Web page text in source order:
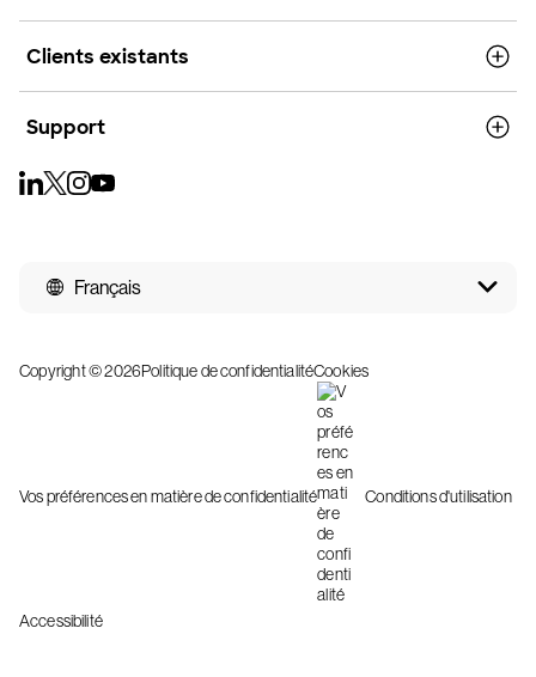
Clients existants
Support
Français
Copyright © 2026Politique de confidentialitéCookies
Vos préférences en matière de confidentialité Conditions d'utilisation
Accessibilité